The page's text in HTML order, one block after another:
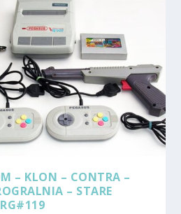
– KLON – CONTRA –
– STARE